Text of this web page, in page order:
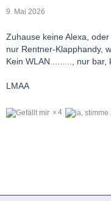
9. Mai 2026
Zuhause keine Alexa,
nur Rentner-Klapphandy,
Kein WLAN........., nur bar,
LMAA
4